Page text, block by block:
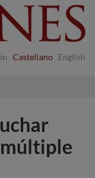
Castellano English